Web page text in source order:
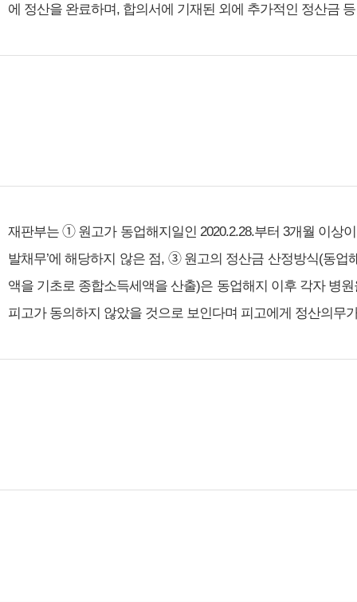
에 정산을 완료하며, 합의서에 기재된 외에 추가적인 정산금
재판부는 ➀ 원고가 동업해지일인 2020.2.28.부터 3개월 이상
발채무’에 해당하지 않은 점, ➂ 원고의 정산금 산정방식(동업
액을 기초로 종합소득세액을 산출)은 동업해지 이후 각자 병
피고가 동의하지 않았을 것으로 보인다며 피고에게 정산의무